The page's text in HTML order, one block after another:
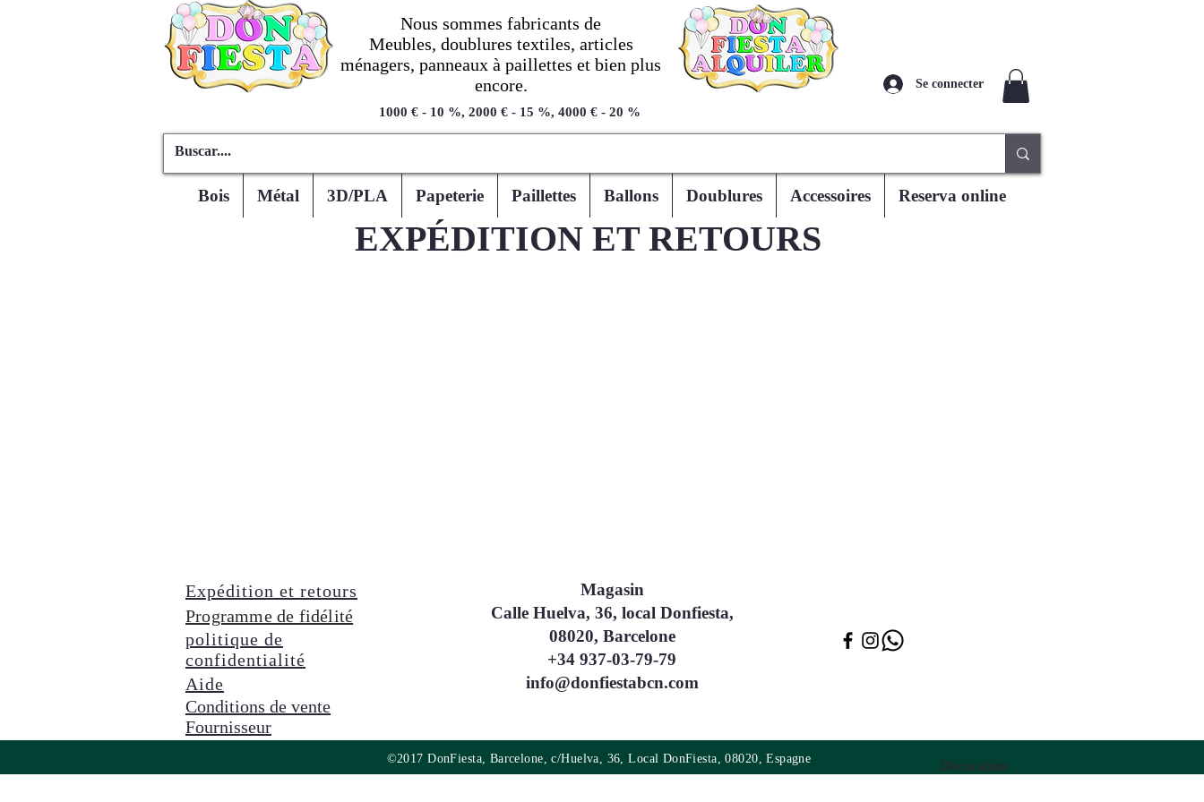
Nous sommes fabricants de
Meubles, doublures textiles, articles
ménagers, panneaux à paillettes et bien plus
encore.
1000 € - 10 %, 2000 € - 15 %, 4000 € - 20 %
Se connecter
Bois Métal 3D/PLA Papeterie Paillettes Ballons Doublures Accessoires Reserva online
EXPÉDITION ET RETOURS
Expédition et retours
Programme de fidélité
politique de
confidentialité
Aide
Conditions de vente
Fournisseur
Magasin
Calle Huelva, 36, local Donfiesta,
08020, Barcelone
+34 937-03-79-79
info@donfiestabcn.com
©2017 DonFiesta, Barcelone, c/Huelva, 36, Local DonFiesta, 08020, Espagne Décoration